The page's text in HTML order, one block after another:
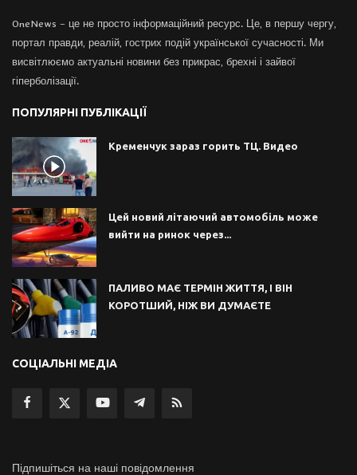
OneNews – це не просто інформаційний ресурс. Це, в першу чергу,
портал правди, реалій, гострих подій української сучасності. Ми
висвітлюємо актуальні новини без прикрас, брехні і зайвої
гіперболізації.
ПОПУЛЯРНІ ПУБЛІКАЦІЇ
Кременчук зараз горить ТЦ. Видео
Цей новий літаючий автомобіль може
вийти на ринок через...
ПАЛИВО МАЄ ТЕРМІН ЖИТТЯ, І ВІН
КОРОТШИЙ, НІЖ ВИ ДУМАЄТЕ
СОЦІАЛЬНІ МЕДІА
Підпишіться на наші повідомлення